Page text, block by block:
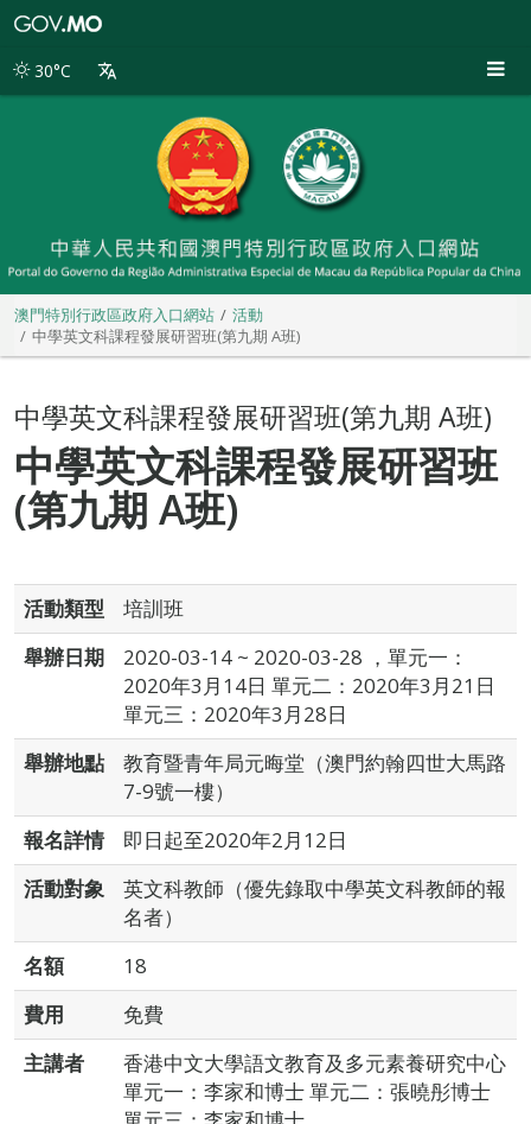
別
30°C
澳門特別行政區政府入口網站
活動
中學英文科課程發展研習班(第九期 A班)
中學英文科課程發展研習班(第九期 A班)
中學英文科課程發展研習班
(第九期 A班)
活動類型
培訓班
舉辦日期
2020-03-14 ~ 2020-03-28 ，單元一：
2020年3月14日 單元二：2020年3月21日
單元三：2020年3月28日
舉辦地點
教育暨青年局元晦堂（澳門約翰四世大馬路
7-9號一樓）
報名詳情
即日起至2020年2月12日
活動對象
英文科教師（優先錄取中學英文科教師的報
名者）
名額
18
費用
免費
主講者
香港中文大學語文教育及多元素養研究中心
單元一：李家和博士 單元二：張曉彤博士